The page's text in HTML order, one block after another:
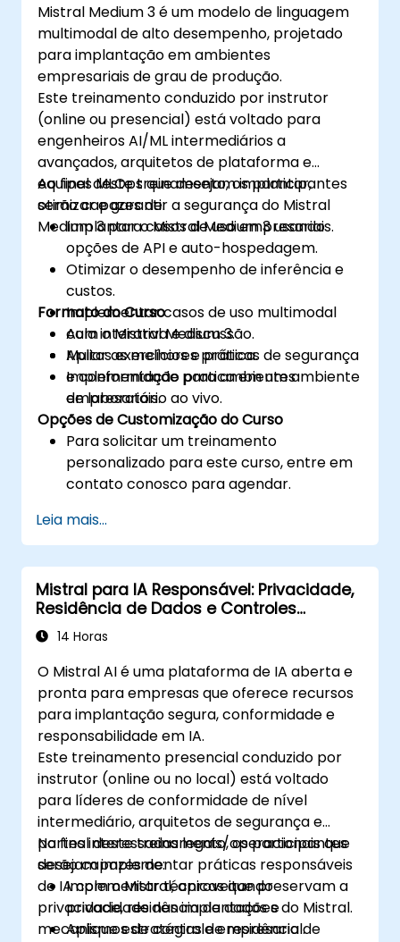
Mistral Medium 3 é um modelo de linguagem
multimodal de alto desempenho, projetado
para implantação em ambientes
empresariais de grau de produção.
Este treinamento conduzido por instrutor
(online ou presencial) está voltado para
engenheiros AI/ML intermediários a
avançados, arquitetos de plataforma e
equipes MLOps que desejam implantar,
otimizar e garantir a segurança do Mistral
Medium 3 para casos de uso empresariais.
Ao final deste treinamento, os participantes
serão capazes de:
Implantar o Mistral Medium 3 usando
opções de API e auto-hospedagem.
Otimizar o desempenho de inferência e
custos.
Implementar casos de uso multimodal
com o Mistral Medium 3.
Apliar as melhores práticas de segurança
e conformidade para ambientes
empresariais.
Formato do Curso
Aula interativa e discussão.
Muitos exercícios e prática.
Implementação pratica em um ambiente
de laboratório ao vivo.
Opções de Customização do Curso
Para solicitar um treinamento
personalizado para este curso, entre em
contato conosco para agendar.
Leia mais...
Mistral para IA Responsável: Privacidade,
Residência de Dados e Controles
Empresariais
14 Horas
O Mistral AI é uma plataforma de IA aberta e
pronta para empresas que oferece recursos
para implantação segura, conformidade e
responsabilidade em IA.
Este treinamento presencial conduzido por
instrutor (online ou no local) está voltado
para líderes de conformidade de nível
intermediário, arquitetos de segurança e
partes interessadas legais/operacionais que
desejam implementar práticas responsáveis
de IA com o Mistral, aproveitando
privacidade, residência de dados e
mecanismos de controle empresarial.
No final deste treinamento, os participantes
serão capazes de:
Implementar técnicas que preservam a
privacidade nas implantações do Mistral.
Aplique estratégias de residência de